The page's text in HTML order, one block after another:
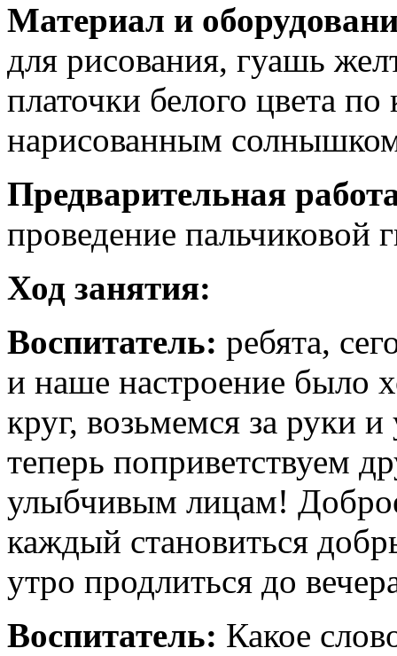
Материал и
для рисования, гуашь
платочки белого цвета по
нарисованным
Предварительная
проведение пальчиковой
Ход занятия:
Воспитатель: ребята,
и наше настроение было
круг, возьмемся за руки
теперь поприветствуем
улыбчивым лицам!
каждый становиться
утро продлиться до
Воспитатель: Какое